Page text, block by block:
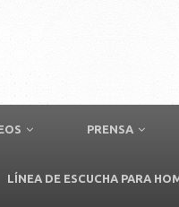
PRENSA
LÍNEA DE ESCUCHA PARA